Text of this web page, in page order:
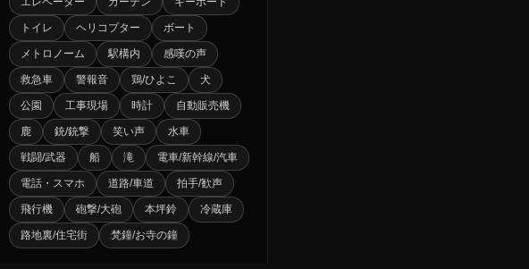
トイレ ヘリコプター ボート
メトロノーム 駅構内 感嘆の声
救急車 警報音 鶏/ひよこ 犬
公園 工事現場 時計 自動販売機
鹿 銃/銃撃 笑い声 水車
戦闘/武器 船 滝 電車/新幹線/汽車
電話・スマホ 道路/車道 拍手/歓声
飛行機 砲撃/大砲 本坪鈴 冷蔵庫
路地裏/住宅街 梵鐘/お寺の鐘